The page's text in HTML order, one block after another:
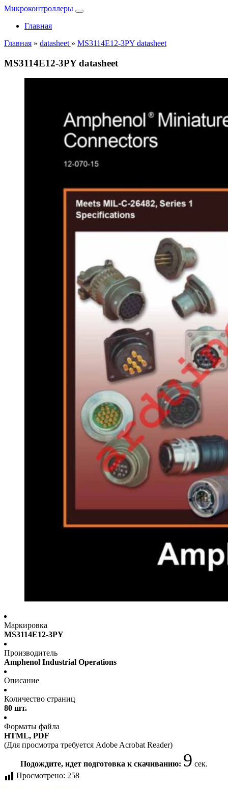
Микроконтроллеры
Главная
Главная » datasheet » MS3114E12-3PY datasheet
MS3114E12-3PY datasheet
Маркировка
MS3114E12-3PY
Производитель
Amphenol Industrial Operations
Описание
Количество страниц
80 шт.
Форматы файла
HTML, PDF
(Для просмотра требуется Adobe Acrobat Reader)
Подождите, идет подготовка к скачиванию: 9 сек.
Просмотрено: 258